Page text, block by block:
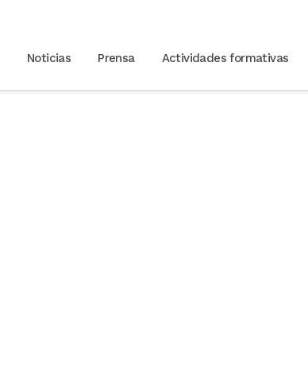
Noticias Prensa Actividades formativas